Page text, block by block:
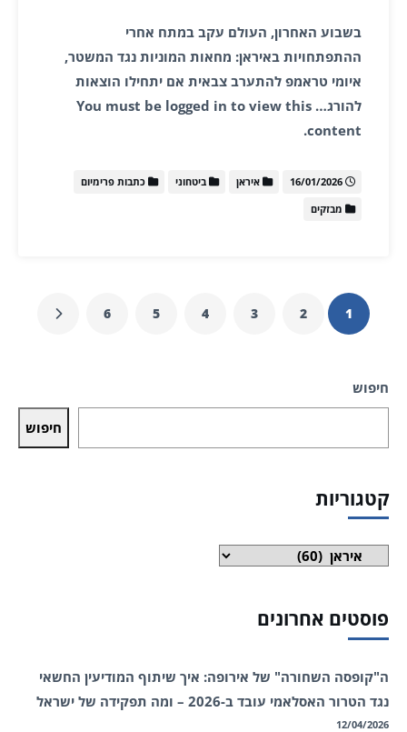
בשבוע האחרון, העולם עקב במתח אחרי
ההתפתחויות באיראן: מחאות המוניות נגד המשטר,
איומי טראמפ להתערב צבאית אם יתחילו הוצאות
להורג… You must be logged in to view this
content.
16/01/2026 איראן ביטחוני
כתבות פרימיום
מבזקים
1
2
3
4
5
6
חיפוש
חיפוש
קטגוריות
קטגוריות
פוסטים אחרונים
ה"קופסה השחורה" של אירופה: איך שיתוף המודיעין החשאי
נגד הטרור האסלאמי עובד ב-2026 – ומה תפקידה של ישראל
12/04/2026